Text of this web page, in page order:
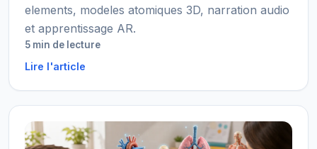
elements, modeles atomiques 3D, narration audio
et apprentissage AR.
5 min de lecture
Lire l'article